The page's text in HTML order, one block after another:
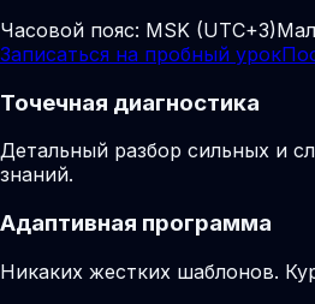
Часовой пояс: MSK (UTC+3)
Записаться на пробный урок
Точечная диагностика
Детальный разбор сильных и
знаний.
Адаптивная программа
Никаких жестких шаблонов.